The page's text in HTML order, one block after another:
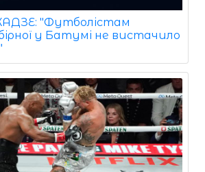
"Футболістам
у Батумі не вистачило